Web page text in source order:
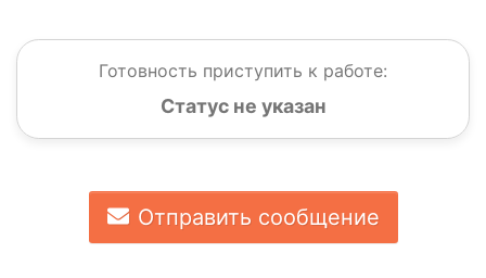
Готовность приступить к работе:
Статус не указан
Отправить сообщение